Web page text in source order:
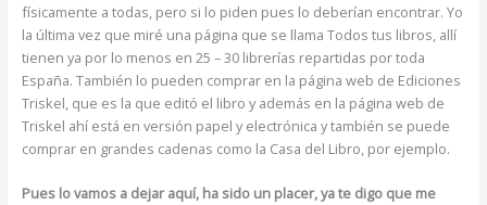
físicamente a todas, pero si lo piden pues lo deberían encontrar. Yo
la última vez que miré una página que se llama Todos tus libros, allí
tienen ya por lo menos en 25 – 30 librerías repartidas por toda
España. También lo pueden comprar en la página web de Ediciones
Triskel, que es la que editó el libro y además en la página web de
Triskel ahí está en versión papel y electrónica y también se puede
comprar en grandes cadenas como la Casa del Libro, por ejemplo.
Pues lo vamos a dejar aquí, ha sido un placer, ya te digo que me